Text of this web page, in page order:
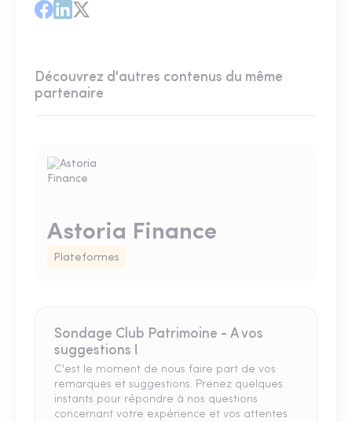
Découvrez d'autres contenus du même
partenaire
Astoria Finance
Plateformes
Sondage Club Patrimoine - A vos
suggestions !
C'est le moment de nous faire part de vos
remarques et suggestions. Prenez quelques
instants pour répondre à nos questions
concernant votre expérience et vos attentes